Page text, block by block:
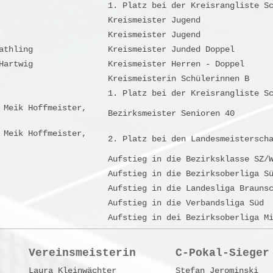
1. Platz bei der Kreisrangliste
Kreismeister Jugend
Kreismeister Jugend
Kreismeister Junded Doppel
Kreismeister Herren - Doppel
Kreismeisterin Schülerinnen B
1. Platz bei der Kreisrangliste
Hoffmeister,
Bezirksmeister Senioren 40
Hoffmeister,
2. Platz bei den
Aufstieg in die Bezirksklasse SZ/
Aufstieg in die Bezirksoberliga
Aufstieg in die Landesliga
Aufstieg in die Verbandsliga Süd
Aufstieg in dei Bezirksoberliga
Vereinsmeisterin C-Pokal-Sieger
Laura Kleinwächter Stefan Jerominski